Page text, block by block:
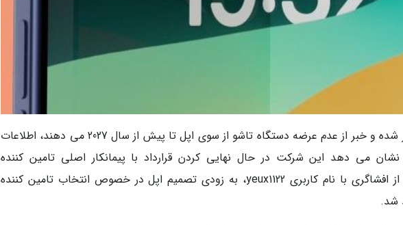
علی رغم شایعاتی که اخیرا منتشر شده و خبر از عدم عرضه دستگاه تاشو از سوی اپل تا پیش از سال 2027 می دهند، اطلاعات
می دهد این شرکت در حال نهایی کردن قرارداد با پیمانکار اصلی تامین کننده
نمایشگرهای تاشو است. به نقل از افشاگری با نام کاربری yeux1122، به زودی تصمیم اپل در خصوص انتخاب تامین کننده
شد.